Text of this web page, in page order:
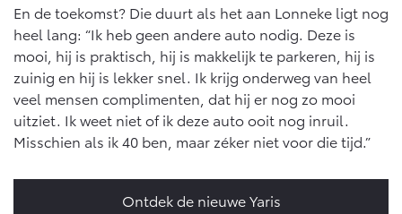
En de toekomst? Die duurt als het aan Lonneke ligt nog
heel lang: “Ik heb geen andere auto nodig. Deze is
mooi, hij is praktisch, hij is makkelijk te parkeren, hij is
zuinig en hij is lekker snel. Ik krijg onderweg van heel
veel mensen complimenten, dat hij er nog zo mooi
uitziet. Ik weet niet of ik deze auto ooit nog inruil.
Misschien als ik 40 ben, maar zéker niet voor die tijd.”
Ontdek de nieuwe Yaris